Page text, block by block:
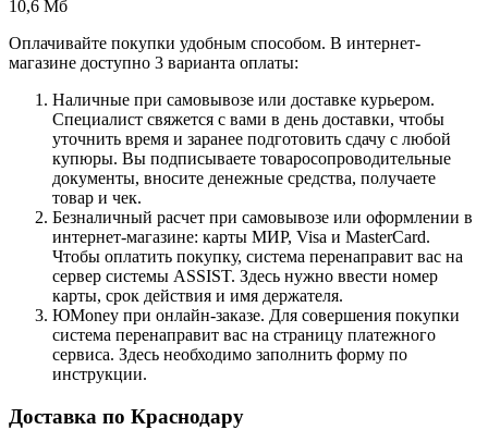
10,6 Мб
Оплачивайте покупки удобным способом. В интернет-
магазине доступно 3 варианта оплаты:
Наличные при самовывозе или доставке курьером.
Специалист свяжется с вами в день доставки, чтобы
уточнить время и заранее подготовить сдачу с любой
купюры. Вы подписываете товаросопроводительные
документы, вносите денежные средства, получаете
товар и чек.
Безналичный расчет при самовывозе или оформлении в
интернет-магазине: карты МИР, Visa и MasterCard.
Чтобы оплатить покупку, система перенаправит вас на
сервер системы ASSIST. Здесь нужно ввести номер
карты, срок действия и имя держателя.
ЮMoney при онлайн-заказе. Для совершения покупки
система перенаправит вас на страницу платежного
сервиса. Здесь необходимо заполнить форму по
инструкции.
Доставка по Краснодару